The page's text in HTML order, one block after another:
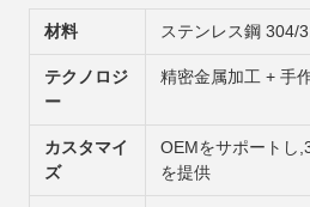
材料 ステンレス鋼 304/
テクノロジ
ー
精密金属加工 + 手
カスタマイ
ズ
OEMをサポートし
を提供